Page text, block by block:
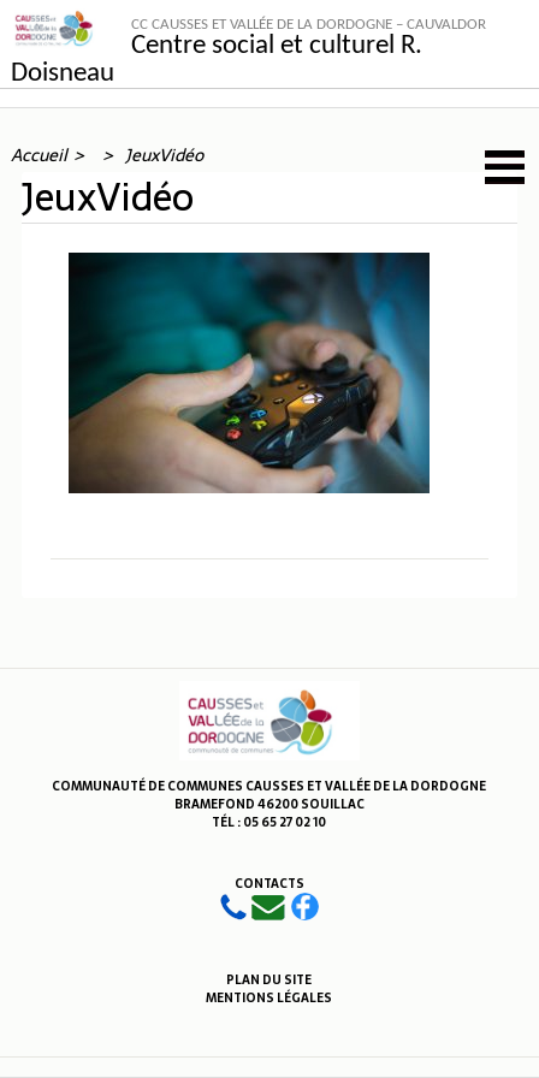
CC CAUSSES ET VALLÉE DE LA DORDOGNE – CAUVALDOR
Centre social et culturel R.
Doisneau
Accueil JeuxVidéo
JeuxVidéo
COMMUNAUTÉ DE COMMUNES CAUSSES ET VALLÉE DE LA DORDOGNE
BRAMEFOND 46200 SOUILLAC
TÉL : 05 65 27 02 10
CONTACTS
PLAN DU SITE
MENTIONS LÉGALES